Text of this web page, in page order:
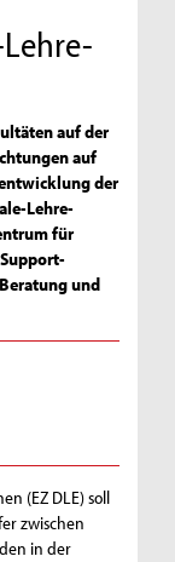
auf der
auf
der
Lehre-
für
und
(EZ DLE) soll
zwischen
in der